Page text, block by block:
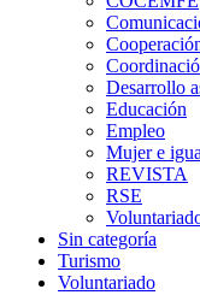
Desarrollo
Educación
Empleo
Mujer e
REVISTA
RSE
Sin categoría
Turismo
Voluntariado